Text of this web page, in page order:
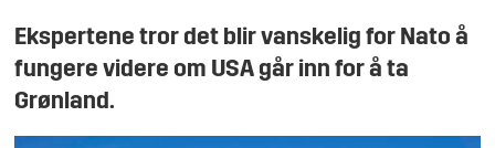
Ekspertene tror det blir vanskelig for Nato å
fungere videre om USA går inn for å ta
Grønland.